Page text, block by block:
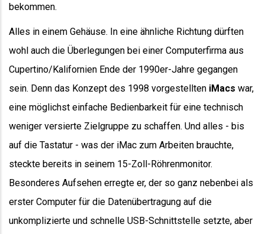
bekommen.
Alles in einem Gehäuse. In eine ähnliche Richtung dürften
wohl auch die Überlegungen bei einer Computerfirma aus
Cupertino/Kalifornien Ende der 1990er-Jahre gegangen
sein. Denn das Konzept des 1998 vorgestellten iMacs war,
eine möglichst einfache Bedienbarkeit für eine technisch
weniger versierte Zielgruppe zu schaffen. Und alles - bis
auf die Tastatur - was der iMac zum Arbeiten brauchte,
steckte bereits in seinem 15-Zoll-Röhrenmonitor.
Besonderes Aufsehen erregte er, der so ganz nebenbei als
erster Computer für die Datenübertragung auf die
unkomplizierte und schnelle USB-Schnittstelle setzte, aber